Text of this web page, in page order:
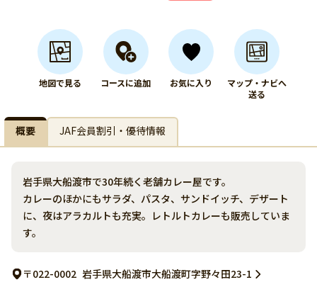
地図で見る コースに追加 お気に入り
マップ・ナビへ
送る
概要 JAF会員割引・優待情報
岩手県大船渡市で30年続く老舗カレー屋です。
カレーのほかにもサラダ、パスタ、サンドイッチ、デザート
に、夜はアラカルトも充実。レトルトカレーも販売していま
す。
〒022-0002 岩手県大船渡市大船渡町字野々田23-1